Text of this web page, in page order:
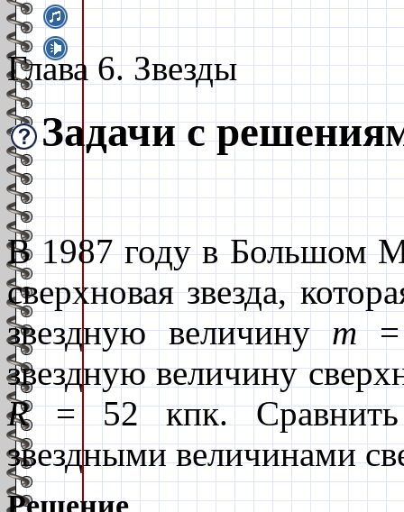
Глава 6. Звезды
Задачи с
В 1987 году в Большом
сверхновая звезда,
звездную величинуm=
звездную величину
R= 52 кпк. Сравнить
звездными величинами
Решение